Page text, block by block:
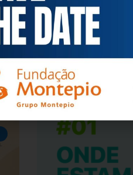
17 Julho, 2026